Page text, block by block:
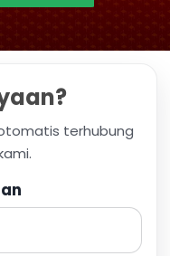
terhubung